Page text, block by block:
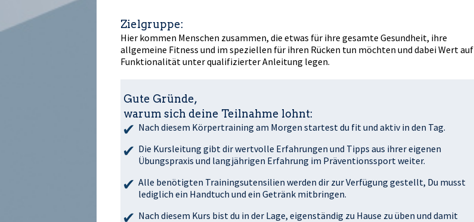
Zielgruppe:
Hier kommen Menschen zusammen, die etwas für ihre gesamte Gesundheit, ihre
allgemeine Fitness und im speziellen für ihren Rücken tun möchten und dabei Wert auf
Funktionalität unter qualifizierter Anleitung legen.
Gute Gründe,
warum sich deine Teilnahme lohnt:
Nach diesem Körpertraining am Morgen startest du fit und aktiv in den Tag.
Die Kursleitung gibt dir wertvolle Erfahrungen und Tipps aus ihrer eigenen
Übungspraxis und langjährigen Erfahrung im Präventionssport weiter.
Alle benötigten Trainingsutensilien werden dir zur Verfügung gestellt, Du musst
lediglich ein Handtuch und ein Getränk mitbringen.
Nach diesem Kurs bist du in der Lage, eigenständig zu Hause zu üben und damit